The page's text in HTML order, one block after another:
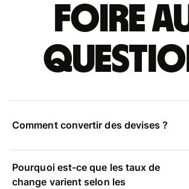
Foire
Comment convertir des devises ?
Pourquoi est-ce que les taux de
change varient selon les